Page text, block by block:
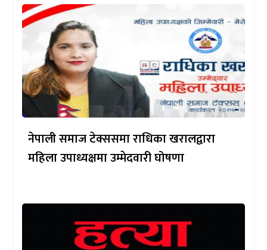
नेपाली समाज टेक्ससमा राधिका खरालद्वारा
महिला उपाध्यक्षमा उम्मेदवारी घोषणा